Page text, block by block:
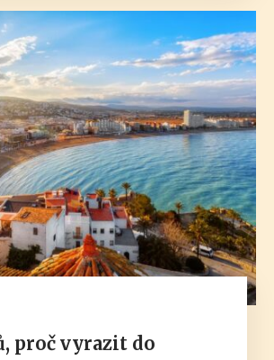
proč vyrazit do